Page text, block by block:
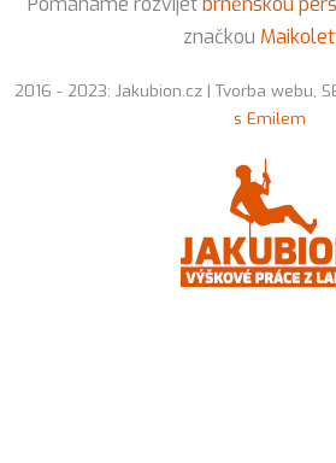
značkou
2016 - 2023: Jakubion.cz | Tvorba webu,
s Emilem